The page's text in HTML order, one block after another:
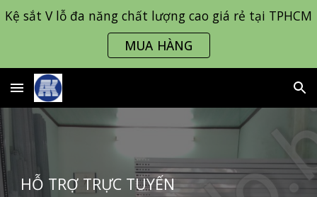
Skip to main content Skip to navigation
Kệ sắt V lỗ đa năng chất lượng cao giá rẻ tại TPHCM
MUA HÀNG
HỖ TRỢ TRỰC TUYẾN